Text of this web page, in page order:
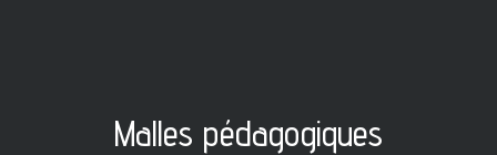
Malles pédagogiques